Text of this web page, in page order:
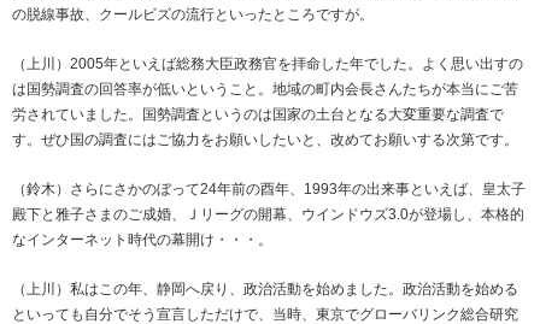
の脱線事故、クールビズの流行といったところですが。
（上川）2005年といえば総務大臣政務官を拝命した年でした。よく思い出すの
は国勢調査の回答率が低いということ。地域の町内会長さんたちが本当にご苦
労されていました。国勢調査というのは国家の土台となる大変重要な調査で
す。ぜひ国の調査にはご協力をお願いしたいと、改めてお願いする次第です。
（鈴木）さらにさかのぼって24年前の酉年、1993年の出来事といえば、皇太子
殿下と雅子さまのご成婚、Ｊリーグの開幕、ウインドウズ3.0が登場し、本格的
なインターネット時代の幕開け・・・。
（上川）私はこの年、静岡へ戻り、政治活動を始めました。政治活動を始める
といっても自分でそう宣言しただけで、当時、東京でグローバリンク総合研究